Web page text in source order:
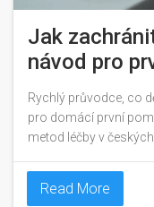
Jak
návod pro
Rychlý průvodce, co
pro domácí první
metod léčby v
Read More